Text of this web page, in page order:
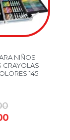
NIÑOS
CRAYOLAS
145